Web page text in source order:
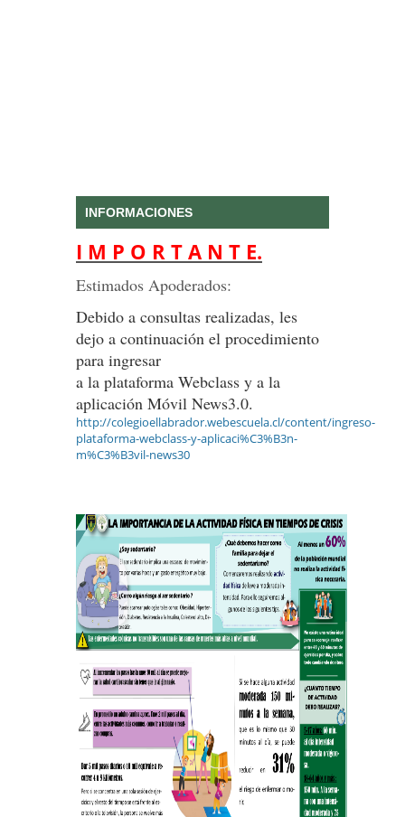
INFORMACIONES
I M P O R T A N T E.
Estimados Apoderados:
Debido a consultas realizadas, les
dejo a continuación el procedimiento
para ingresar
a la plataforma Webclass y a la
aplicación Móvil News3.0.
http://colegioellabrador.webescuela.cl/content/ingreso-
plataforma-webclass-y-aplicaci%C3%B3n-
m%C3%B3vil-news30